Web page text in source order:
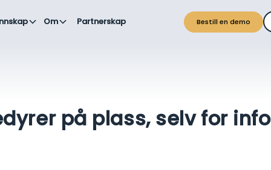
Om Partnerskap Bestill en demo
på plass, selv for